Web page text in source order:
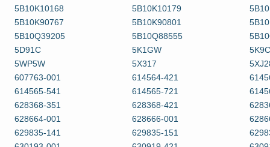
5B10K10168
5B10K10179
5B10K90767
5B10K90801
5B10Q39205
5B10Q88555
5D91C
5K1GW
5WP5W
5X317
607763-001
614564-421
614565-541
614565-721
628368-351
628368-421
628664-001
628666-001
629835-141
629835-151